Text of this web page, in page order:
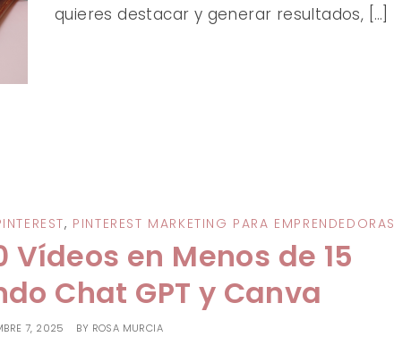
quieres destacar y generar resultados, […]
, PINTEREST MARKETING PARA EMPRENDEDORAS
Vídeos en Menos de 15
Chat GPT y Canva
7, 2025 BY ROSA MURCIA